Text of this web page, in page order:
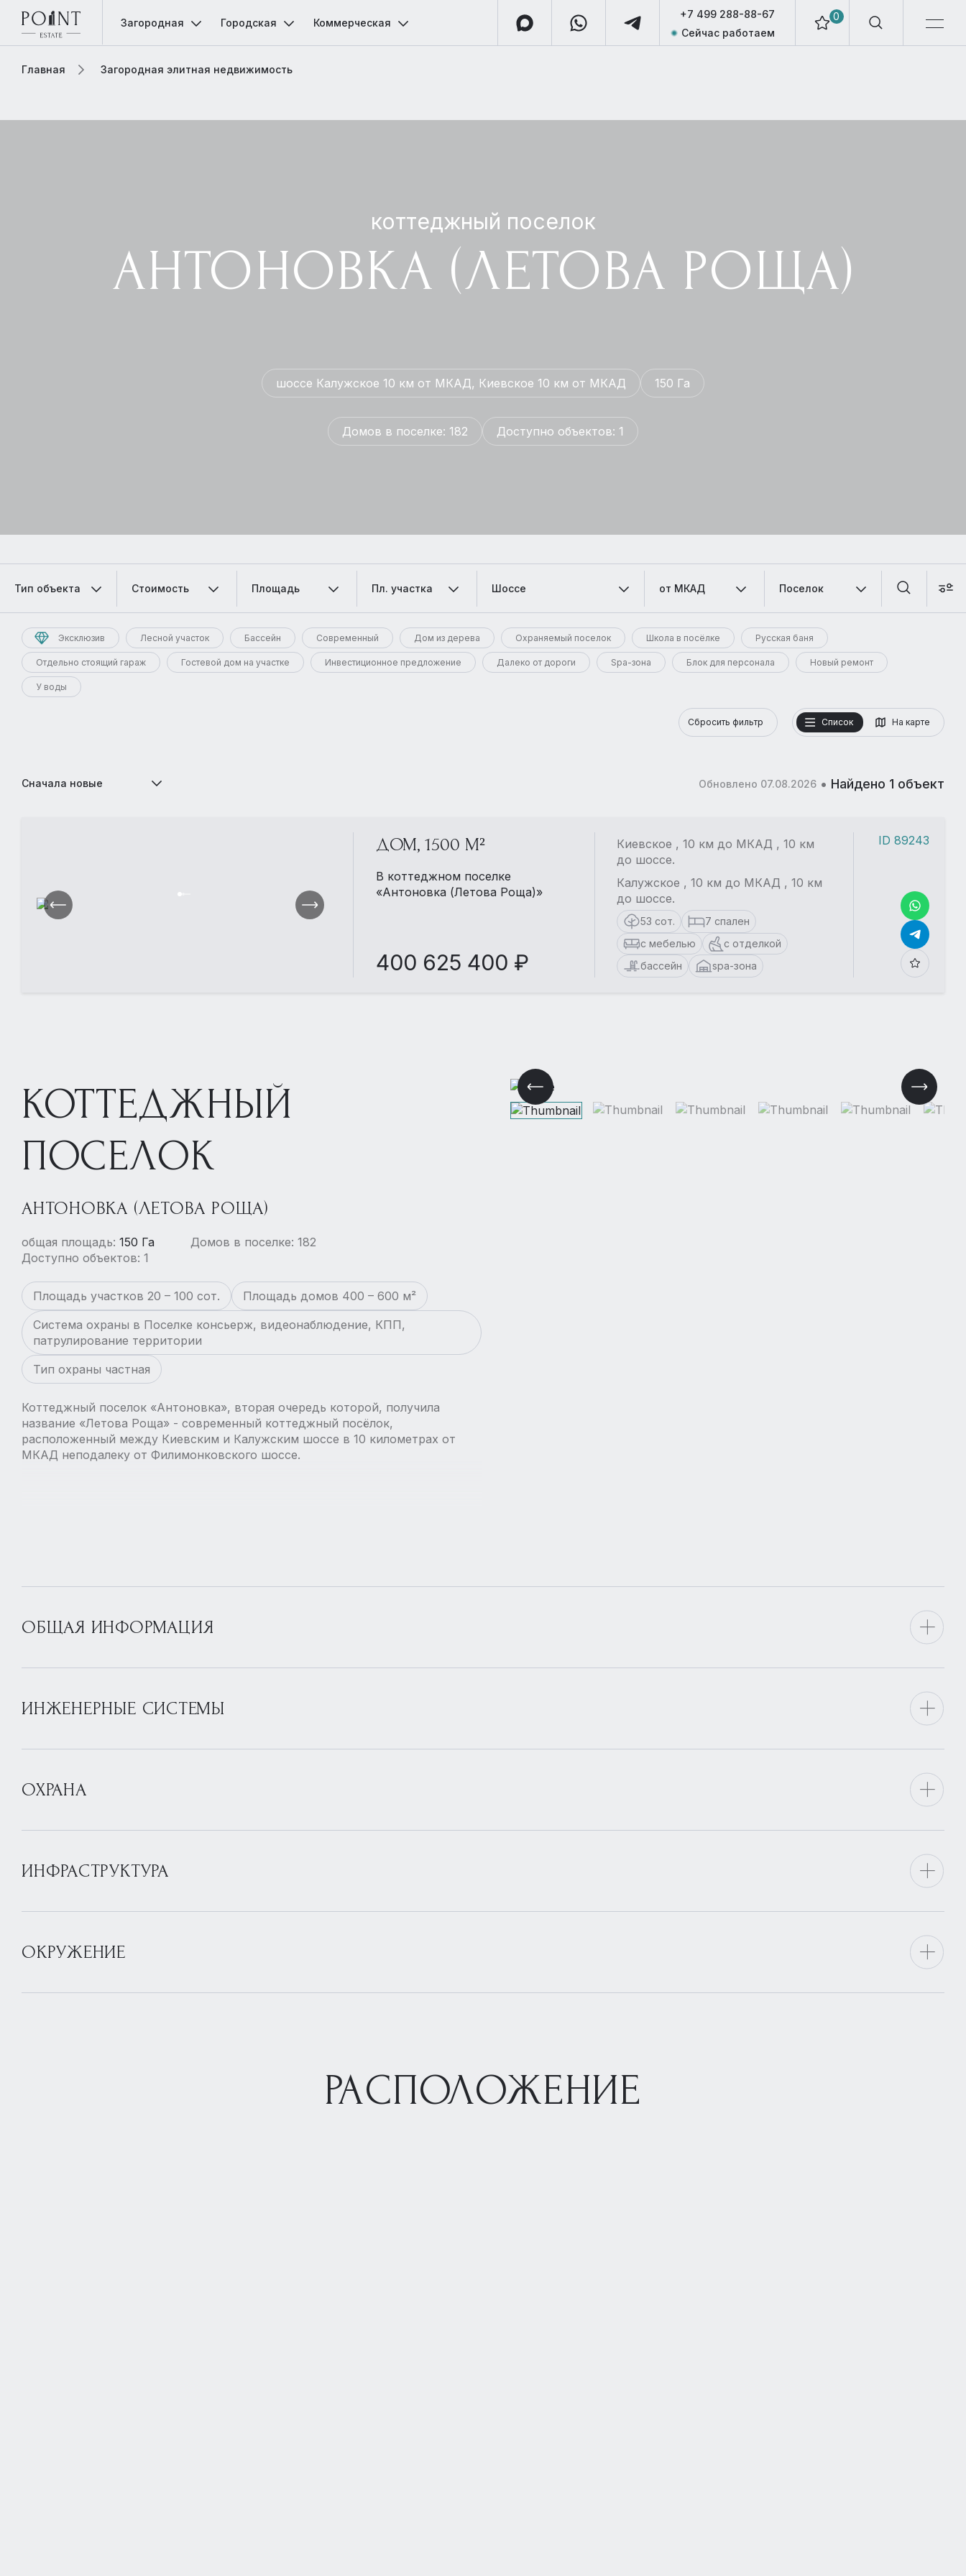
0
+7 499 288-88-67
Сейчас работаем
Загородная Городская Коммерческая
Главная Загородная элитная недвижимость
коттеджный поселок
АНТОНОВКА (ЛЕТОВА РОЩА)
шоссе Калужское 10 км от МКАД, Киевское 10 км от МКАД 150 Га
Домов в поселке: 182 Доступно объектов: 1
Тип объекта Стоимость Площадь Пл. участка Шоссе от МКАД Поселок
Эксклюзив Лесной участок Бассейн Современный Дом из дерева Охраняемый поселок Школа в посёлке Русская баня
Отдельно стоящий гараж Гостевой дом на участке Инвестиционное предложение Далеко от дороги Spa-зона Блок для персонала Новый ремонт
У воды
Список На карте
Сбросить фильтр
Сначала новые Обновлено 07.08.2026 • Найдено 1 объект
ДОМ, 1500 М²
В коттеджном поселке
«Антоновка (Летова Роща)»
400 625 400 ₽
Киевское , 10 км до МКАД , 10 км
до шоссе.
Калужское , 10 км до МКАД , 10 км
до шоссе.
53 сот.
7 спален
с мебелью
с отделкой
бассейн
spa-зона
ID 89243
КОТТЕДЖНЫЙ
ПОСЕЛОК
АНТОНОВКА (ЛЕТОВА РОЩА)
общая площадь: 150 Га
Домов в поселке: 182
Доступно объектов: 1
Площадь участков 20 – 100 сот.
Площадь домов 400 – 600 м²
Система охраны в Поселке консьерж, видеонаблюдение, КПП,
патрулирование территории
Тип охраны частная
Коттеджный поселок «Антоновка», вторая очередь которой, получила
название «Летова Роща» - современный коттеджный посёлок,
расположенный между Киевским и Калужским шоссе в 10 километрах от
МКАД неподалеку от Филимонковского шоссе.
ОБЩАЯ ИНФОРМАЦИЯ
ИНЖЕНЕРНЫЕ СИСТЕМЫ
ОХРАНА
ИНФРАСТРУКТУРА
ОКРУЖЕНИЕ
РАСПОЛОЖЕНИЕ